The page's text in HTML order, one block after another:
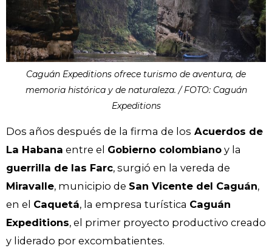
Caguán Expeditions ofrece turismo de aventura, de
memoria histórica y de naturaleza. / FOTO: Caguán
Expeditions
Dos años después de la firma de los Acuerdos de
La Habana entre el Gobierno colombiano y la
guerrilla de las Farc, surgió en la vereda de
Miravalle, municipio de San Vicente del Caguán,
en el Caquetá, la empresa turística Caguán
Expeditions, el primer proyecto productivo creado
y liderado por excombatientes.